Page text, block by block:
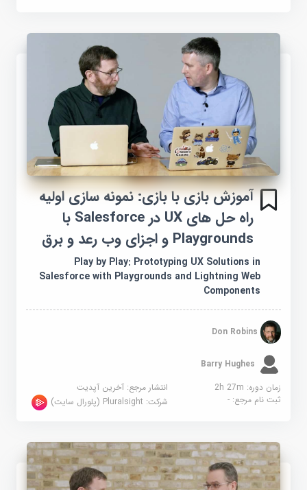
آموزش بازی با بازی: نمونه سازی اولیه
راه حل های UX در Salesforce با
Playgrounds و اجزای وب رعد و برق
Play by Play: Prototyping UX Solutions in
Salesforce with Playgrounds and Lightning Web
Components
Don Robins
Barry Hughes
زمان دوره: 2h 27m
انتشار مرجع:آخرین آپدیت
ثبت نام مرجع:- شرکت:Pluralsight (پلورال سایت)